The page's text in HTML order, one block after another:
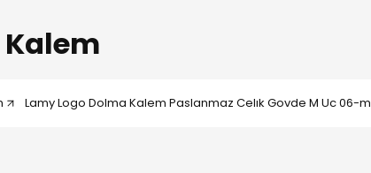
Lamy Logo Dolma Kalem Paslanmaz Celık Govde M Uc 06-m